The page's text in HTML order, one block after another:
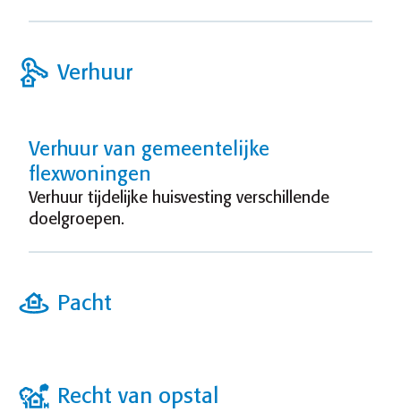
Verhuur
Verhuur van gemeentelijke
flexwoningen
Verhuur tijdelijke huisvesting verschillende
doelgroepen.
Pacht
Recht van opstal